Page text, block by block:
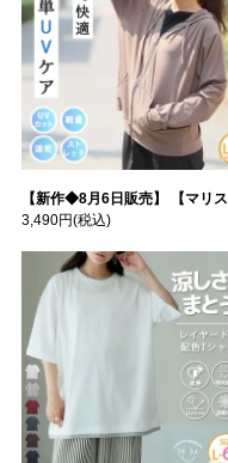
【新作◆8月6日販売】 【マリスポーツ】 運動初心者さんのための フード付き パーカー | 大きいサイズの通販ならハッピーマリリン
3,490円(税込)